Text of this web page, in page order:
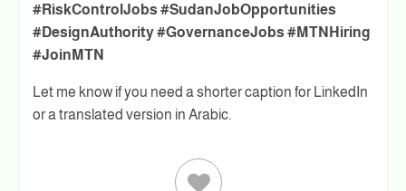
#RiskControlJobs #SudanJobOpportunities
#DesignAuthority #GovernanceJobs #MTNHiring
#JoinMTN
Let me know if you need a shorter caption for LinkedIn
or a translated version in Arabic.